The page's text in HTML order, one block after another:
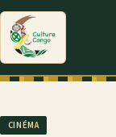
CINÉMA